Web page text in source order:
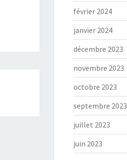
février 2024
janvier 2024
décembre 2023
novembre 2023
octobre 2023
septembre 2023
juillet 2023
juin 2023